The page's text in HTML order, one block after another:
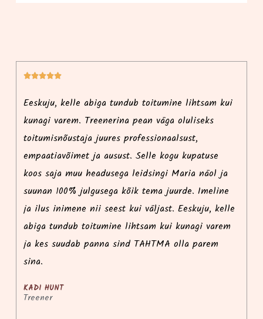
kui
näol ja
Imeline
kelle
varem
Mia on siiras hing, kes on südamega asja
See sära, mis ta silmist peegeldub kui
retsept valmima hakkab ei saa jääda
ning sellist empaatiat, kohalolu ja kirge kui
teemaks on toit või kellegi tervis ei näe just
päev. Soov aidata neid, kes on toiduga
läinud või tuua inimeste toidulauale rohkem
tervislike valikuid on vaid pisku sellest
kirjeldamatust teekonnast, mis ta ette on